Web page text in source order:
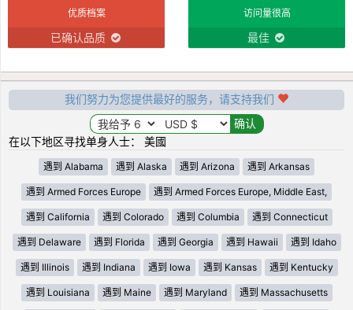
优质档案
已确认品质
访问量很高
最佳
我们努力为您提供最好的服务，请支持我们
在以下地区寻找单身人士： 美國
遇到 Alabama 遇到 Alaska 遇到 Arizona 遇到 Arkansas
遇到 Armed Forces Europe 遇到 Armed Forces Europe, Middle East,
遇到 California 遇到 Colorado 遇到 Columbia 遇到 Connecticut
遇到 Delaware 遇到 Florida 遇到 Georgia 遇到 Hawaii 遇到 Idaho
遇到 Illinois 遇到 Indiana 遇到 Iowa 遇到 Kansas 遇到 Kentucky
遇到 Louisiana 遇到 Maine 遇到 Maryland 遇到 Massachusetts